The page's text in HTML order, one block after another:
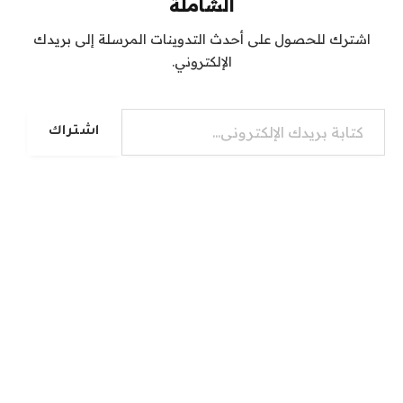
الشاملة
اشترك للحصول على أحدث التدوينات المرسلة إلى بريدك
الإلكتروني.
كتابة بريدك الإلكتروني...
اشتراك